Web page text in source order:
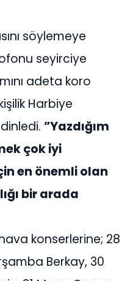
söylemeye
seyirciye
adeta koro
Harbiye
”Yazdığım
çok iyi
en önemli olan
bir arada
konserlerine; 28
Berkay, 30